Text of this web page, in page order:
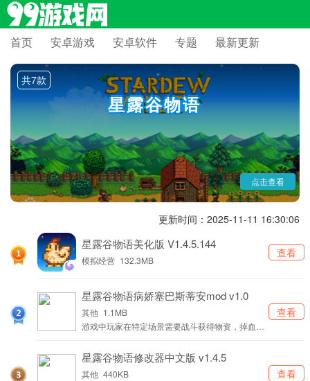
首页 安卓游戏 安卓软件 专题 最新更新
共7款
星露谷物语
《星露谷物语》作为ConcernedApe独立开发的农场模拟游戏，凭借
其深度的生活模拟系统和充满温情的叙事风格，在全球玩家心中树立了独
特的地位。游戏将经典的农场经营与角色扮演元素完美结合，玩家可以在
迷人的星露谷中耕种、畜牧、采矿、钓鱼，并与村民建立深厚的情谊。其
事件，创造出一个令人流连忘返的田园世界。
点击查看
更新时间：2025-11-11 16:30:06
星露谷物语美化版 V1.4.5.144
模拟经营 132.3MB
查看
星露谷物语病娇塞巴斯蒂安mod v1.0
其他 1.1MB
游戏中玩家在特定场景需要战斗获得物资，掉血过
查看
星露谷物语修改器中文版 v1.4.5
其他 440KB
查看